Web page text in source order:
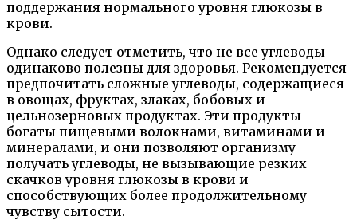
поддержания нормального уровня глюкозы в
крови.
Однако следует отметить, что не все углеводы
одинаково полезны для здоровья. Рекомендуется
предпочитать сложные углеводы, содержащиеся
в овощах, фруктах, злаках, бобовых и
цельнозерновых продуктах. Эти продукты
богаты пищевыми волокнами, витаминами и
минералами, и они позволяют организму
получать углеводы, не вызывающие резких
скачков уровня глюкозы в крови и
способствующих более продолжительному
чувству сытости.